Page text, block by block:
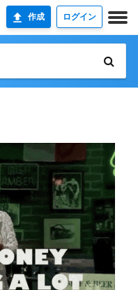
作成 ログイン